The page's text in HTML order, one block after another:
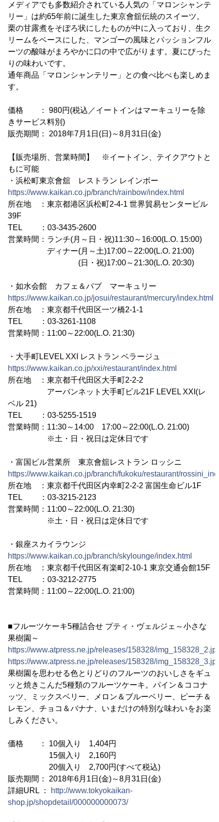
メディアでも多数紹介されている人気の「マロンシャンテ
リー」は約65年前に誕生した東京會舘伝統のスイーツ。
栗の甘露煮をそぼろ状にしたものが中に入っており、生ク
リームをベースにした、マンゴーの風味とパッションフル
ーツの酸味がまろやかに口の中で広がります。夏にぴった
りの味わいです。
通年商品「マロンシャンテリー」との食べ比べも楽しめま
す。
価格 ： 980円(税込／イートインはマーキュリーを除
きサービス料別)
販売期間： 2018年7月1日(日)～8月31日(金)
【販売場所、営業時間】 ※イートイン、テイクアウトと
もに可能
・浜松町東京會舘 レストラン レインボー
https://www.kaikan.co.jp/branch/rainbow/index.html
所在地 ：東京都港区浜松町2-4-1 世界貿易センタービル
39F
TEL ：03-3435-2600
営業時間：ランチ(月～日・祝)11:30～16:00(L.O. 15:00)
ディナー(月～土)17:00～22:00(L.O. 21:00)
(日・祝)17:00～21:30(L.O. 20:30)
・如水会館 カフェ＆パブ マーキュリー
https://www.kaikan.co.jp/josui/restaurant/mercury/index.html
所在地 ：東京都千代田区一ツ橋2-1-1
TEL ：03-3261-1108
営業時間：11:00～22:00(L.O. 21:30)
・大手町LEVEL XXI レストラン ベラージュ
https://www.kaikan.co.jp/xxi/restaurant/index.html
所在地 ：東京都千代田区大手町2-2-2
アーバンネット大手町ビル21F LEVEL XXI(レ
ベル 21)
TEL ：03-5255-1519
営業時間：11:30～14:00 17:00～22:00(L.O. 21:00)
※土・日・祝日は定休日です
・富国ビル営業所 東京會舘レストラン ロッシニ
https://www.kaikan.co.jp/branch/fukoku/restaurant/
所在地 ：東京都千代田区内幸町2-2-2 富国生命ビル1F
TEL ：03-3215-2123
営業時間：11:00～22:00(L.O. 21:30)
※土・日・祝日は定休日です
・銀座スカイラウンジ
https://www.kaikan.co.jp/branch/skylounge/index.html
所在地 ：東京都千代田区有楽町2-10-1 東京交通会館15F
TEL ：03-3212-2775
営業時間：11:00～22:00(L.O. 21:00)
■フルーツケーキ5種詰合せ プティ・ヴェルジェ～小さな
果樹園～
https://www.atpress.ne.jp/releases/158328/
https://www.atpress.ne.jp/releases/158328/
果樹園を思わせる色とりどりのフルーツのおいしさをギュ
ッと焼きこんだ5種類のフルーツケーキ。パイン＆ココナ
ッツ、ミックスベリー、メロン＆ブルーベリー、ピーチ＆
レモン、チョコ＆バナナ、いまだけの特別な味わいをお楽
しみください。
価格 ： 10個入り 1,404円
15個入り 2,160円
20個入り 2,700円(すべて税込)
販売期間： 2018年6月1日(金)～8月31日(金)
詳細URL ：
http://www.tokyokaikan-
shop.jp/shopdetail/000000000073/